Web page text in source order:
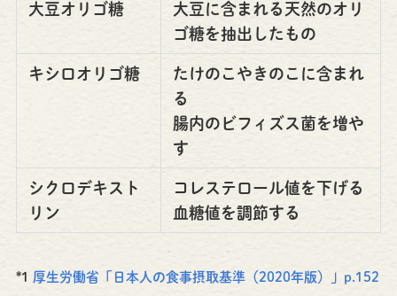
大豆オリゴ糖
大豆に含まれる天然のオリ
ゴ糖を抽出したもの
キシロオリゴ糖
たけのこやきのこに含まれ
る
腸内のビフィズス菌を増や
す
シクロデキスト
リン
コレステロール値を下げる
血糖値を調節する
*1 厚生労働省「日本人の食事摂取基準（2020年版）」p.152